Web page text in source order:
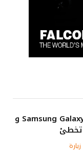
مقارنة بين Samsung Galaxy Z Fold 6 و
زيارة